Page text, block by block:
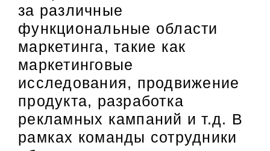
за различные
функциональные области
маркетинга, такие как
маркетинговые
исследования, продвижение
продукта, разработка
рекламных кампаний и т.д. В
рамках команды сотрудники